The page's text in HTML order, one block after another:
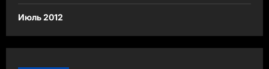
Июль 2012